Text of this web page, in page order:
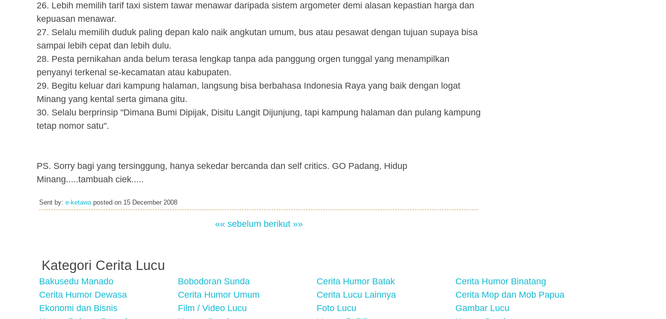
26. Lebih memilih tarif taxi sistem tawar menawar daripada sistem argometer demi alasan kepastian harga dan
kepuasan menawar.
27. Selalu memilih duduk paling depan kalo naik angkutan umum, bus atau pesawat dengan tujuan supaya bisa
sampai lebih cepat dan lebih dulu.
28. Pesta pernikahan anda belum terasa lengkap tanpa ada panggung orgen tunggal yang menampilkan
penyanyi terkenal se-kecamatan atau kabupaten.
29. Begitu keluar dari kampung halaman, langsung bisa berbahasa Indonesia Raya yang baik dengan logat
Minang yang kental serta gimana gitu.
30. Selalu berprinsip "Dimana Bumi Dipijak, Disitu Langit Dijunjung, tapi kampung halaman dan pulang kampung
tetap nomor satu".
PS. Sorry bagi yang tersinggung, hanya sekedar bercanda dan self critics. GO Padang, Hidup
Minang.....tambuah ciek.....
Sent by: e-ketawaposted on 15 December 2008
«« sebelum berikut »»
Kategori Cerita Lucu
Bakusedu Manado Bobodoran Sunda Cerita Humor Batak
Cerita Humor Binatang
Cerita Humor Dewasa
Cerita Humor Umum Cerita Lucu Lainnya
Cerita Mop dan Mob Papua
Ekonomi dan Bisnis
Film / Video Lucu Foto Lucu
Gambar Lucu